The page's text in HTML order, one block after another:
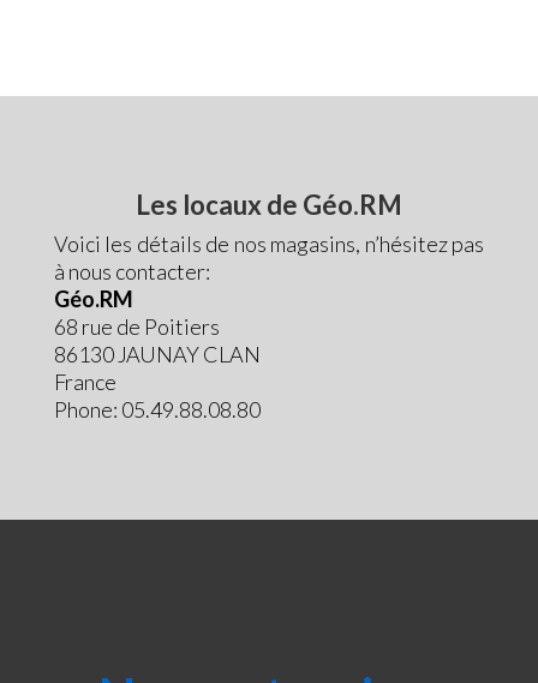
Les locaux de Géo.RM
Voici les détails de nos magasins, n’hésitez pas
à nous contacter:
Géo.RM
68 rue de Poitiers
86130 JAUNAY CLAN
France
Phone: 05.49.88.08.80